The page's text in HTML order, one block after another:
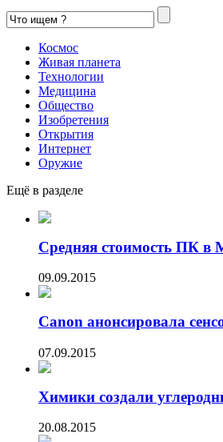
Космос
Живая планета
Технологии
Медицина
Общество
Изобретения
Открытия
Интернет
Оружие
Ещё в разделе
Средняя стоимость ПК в
09.09.2015
Canon анонсировала
07.09.2015
Химики создали
20.08.2015